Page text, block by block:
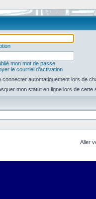
mon mot de passe
le courriel d’activation
connecter automatiquement lors de
mon statut en ligne lors de cette
Aller